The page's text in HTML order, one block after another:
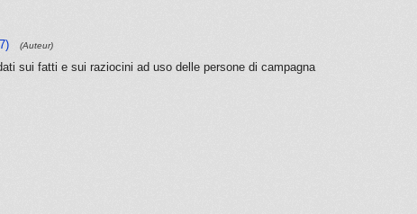
(Auteur)
sui fatti e sui raziocini ad uso delle persone di campagna